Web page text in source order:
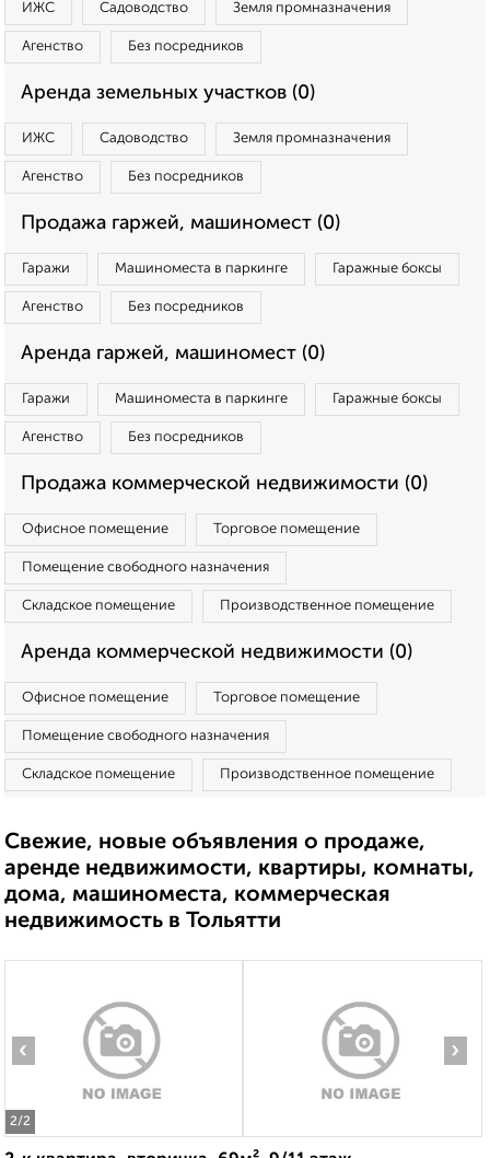
ИЖС Садоводство Земля промназначения
Агенство Без посредников
Аренда земельных участков (0)
ИЖС Садоводство Земля промназначения
Агенство Без посредников
Продажа гаржей, машиномест (0)
Гаражи Машиноместа в паркинге Гаражные боксы
Агенство Без посредников
Аренда гаржей, машиномест (0)
Гаражи Машиноместа в паркинге Гаражные боксы
Агенство Без посредников
Продажа коммерческой недвижимости (0)
Офисное помещение Торговое помещение
Помещение свободного назначения
Складское помещение Производственное помещение
Аренда коммерческой недвижимости (0)
Офисное помещение Торговое помещение
Помещение свободного назначения
Складское помещение Производственное помещение
Свежие, новые объявления о продаже,
аренде недвижимости, квартиры, комнаты,
дома, машиноместа, коммерческая
недвижимость в Тольятти
2/2
‹ ›